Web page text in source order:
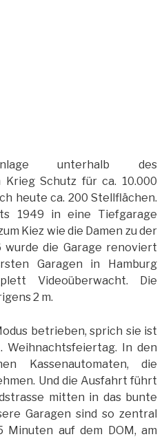
unterhalb des
Krieg Schutz für ca. 10.000
heute ca. 200 Stellflächen.
1949 in eine Tiefgarage
Kiez wie die Damen zu der
wurde die Garage renoviert
Garagen in Hamburg
Videoüberwacht. Die
2 m.
betrieben, sprich sie ist
Weihnachtsfeiertag. In den
Kassenautomaten, die
Und die Ausfahrt führt
mitten in das bunte
Garagen sind so zentral
Minuten auf dem DOM, am